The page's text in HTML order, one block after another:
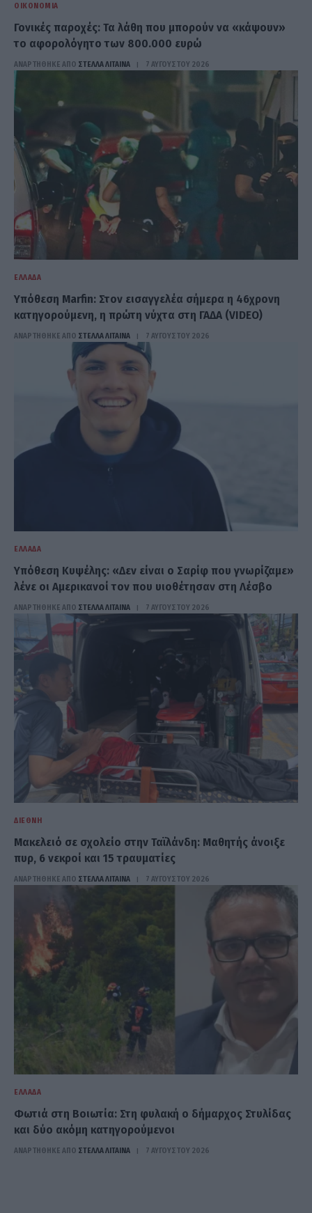
ΟΙΚΟΝΟΜΊΑ
Γονικές παροχές: Τα λάθη που μπορούν να «κάψουν»
το αφορολόγητο των 800.000 ευρώ
ΑΝΑΡΤΗΘΗΚΕ ΑΠΟ ΣΤΈΛΛΑ ΛΊΤΑΙΝΑ 7 ΑΥΓΟΎΣΤΟΥ 2026
ΕΛΛΆΔΑ
Υπόθεση Marfin: Στον εισαγγελέα σήμερα η 46χρονη
κατηγορούμενη, η πρώτη νύχτα στη ΓΑΔΑ (VIDEO)
ΑΝΑΡΤΗΘΗΚΕ ΑΠΟ ΣΤΈΛΛΑ ΛΊΤΑΙΝΑ 7 ΑΥΓΟΎΣΤΟΥ 2026
ΕΛΛΆΔΑ
Υπόθεση Κυψέλης: «Δεν είναι ο Σαρίφ που γνωρίζαμε»
λένε οι Αμερικανοί τον που υιοθέτησαν στη Λέσβο
ΑΝΑΡΤΗΘΗΚΕ ΑΠΟ ΣΤΈΛΛΑ ΛΊΤΑΙΝΑ 7 ΑΥΓΟΎΣΤΟΥ 2026
ΔΙΕΘΝΉ
Μακελειό σε σχολείο στην Ταϊλάνδη: Μαθητής άνοιξε
πυρ, 6 νεκροί και 15 τραυματίες
ΑΝΑΡΤΗΘΗΚΕ ΑΠΟ ΣΤΈΛΛΑ ΛΊΤΑΙΝΑ 7 ΑΥΓΟΎΣΤΟΥ 2026
ΕΛΛΆΔΑ
Φωτιά στη Βοιωτία: Στη φυλακή ο δήμαρχος Στυλίδας
και δύο ακόμη κατηγορούμενοι
ΑΝΑΡΤΗΘΗΚΕ ΑΠΟ ΣΤΈΛΛΑ ΛΊΤΑΙΝΑ 7 ΑΥΓΟΎΣΤΟΥ 2026